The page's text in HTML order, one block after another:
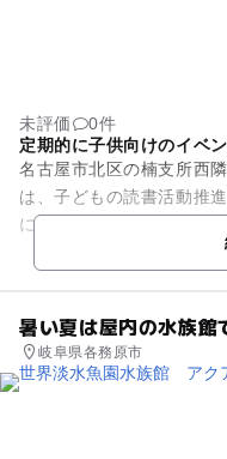
未評価
0件
定期的に子供向けのイベ
名古屋市北区の楠支所西
は、子どもの読書活動推
に開催しています。毎月
保護者を対象とした「ち
暑い夏は屋内の水族館
岐阜県各務原市